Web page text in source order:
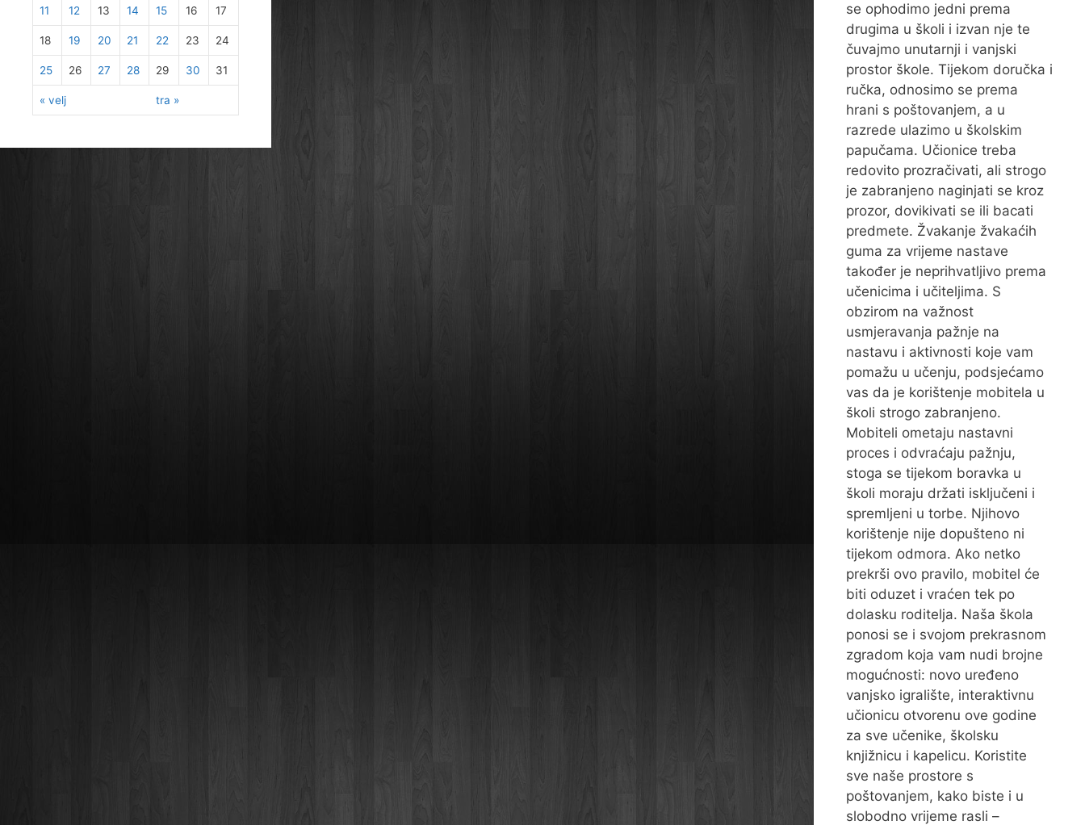
« velj tra »
11 12 13 14 15 16 17
18 19 20 21 22 23 24
25 26 27 28 29 30 31
se ophodimo jedni prema
drugima u školi i izvan nje te
čuvajmo unutarnji i vanjski
prostor škole. Tijekom doručka i
ručka, odnosimo se prema
hrani s poštovanjem, a u
razrede ulazimo u školskim
papučama. Učionice treba
redovito prozračivati, ali strogo
je zabranjeno naginjati se kroz
prozor, dovikivati se ili bacati
predmete. Žvakanje žvakaćih
guma za vrijeme nastave
također je neprihvatljivo prema
učenicima i učiteljima. S
obzirom na važnost
usmjeravanja pažnje na
nastavu i aktivnosti koje vam
pomažu u učenju, podsjećamo
vas da je korištenje mobitela u
školi strogo zabranjeno.
Mobiteli ometaju nastavni
proces i odvraćaju pažnju,
stoga se tijekom boravka u
školi moraju držati isključeni i
spremljeni u torbe. Njihovo
korištenje nije dopušteno ni
tijekom odmora. Ako netko
prekrši ovo pravilo, mobitel će
biti oduzet i vraćen tek po
dolasku roditelja. Naša škola
ponosi se i svojom prekrasnom
zgradom koja vam nudi brojne
mogućnosti: novo uređeno
vanjsko igralište, interaktivnu
učionicu otvorenu ove godine
za sve učenike, školsku
knjižnicu i kapelicu. Koristite
sve naše prostore s
poštovanjem, kako biste i u
slobodno vrijeme rasli –